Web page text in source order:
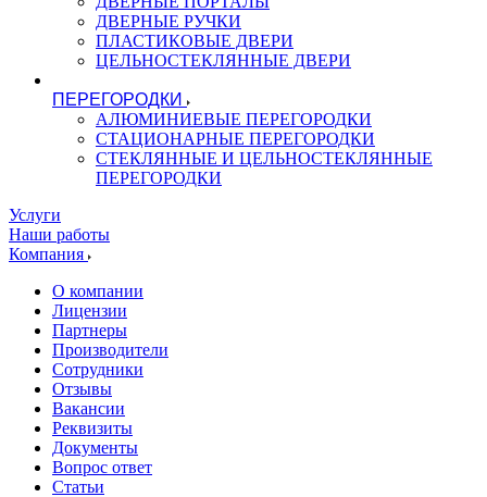
ДВЕРНЫЕ РУЧКИ
ПЛАСТИКОВЫЕ ДВЕРИ
ЦЕЛЬНОСТЕКЛЯННЫЕ ДВЕРИ
ПЕРЕГОРОДКИ
АЛЮМИНИЕВЫЕ ПЕРЕГОРОДКИ
СТАЦИОНАРНЫЕ ПЕРЕГОРОДКИ
СТЕКЛЯННЫЕ И ЦЕЛЬНОСТЕКЛЯННЫЕ
ПЕРЕГОРОДКИ
Услуги
Наши работы
Компания
О компании
Лицензии
Партнеры
Производители
Сотрудники
Отзывы
Вакансии
Реквизиты
Документы
Вопрос ответ
Статьи